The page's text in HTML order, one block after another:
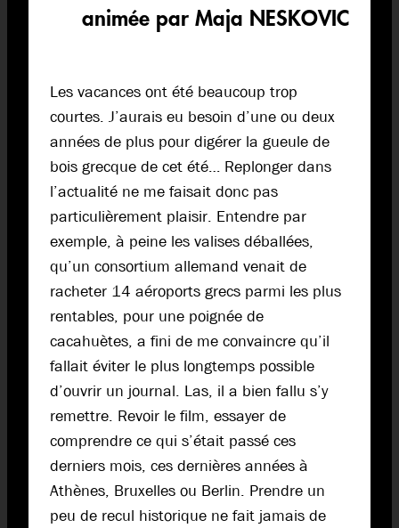
animée par Maja NESKOVIC
Les vacances ont été beaucoup trop
courtes. J’aurais eu besoin d’une ou deux
années de plus pour digérer la gueule de
bois grecque de cet été… Replonger dans
l’actualité ne me faisait donc pas
particulièrement plaisir. Entendre par
exemple, à peine les valises déballées,
qu’un consortium allemand venait de
racheter 14 aéroports grecs parmi les plus
rentables, pour une poignée de
cacahuètes, a fini de me convaincre qu’il
fallait éviter le plus longtemps possible
d’ouvrir un journal. Las, il a bien fallu s’y
remettre. Revoir le film, essayer de
comprendre ce qui s’était passé ces
derniers mois, ces dernières années à
Athènes, Bruxelles ou Berlin. Prendre un
peu de recul historique ne fait jamais de